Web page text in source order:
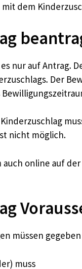
mit dem
nur auf Antrag.
Der
nicht möglich.
auch online auf
müssen
muss